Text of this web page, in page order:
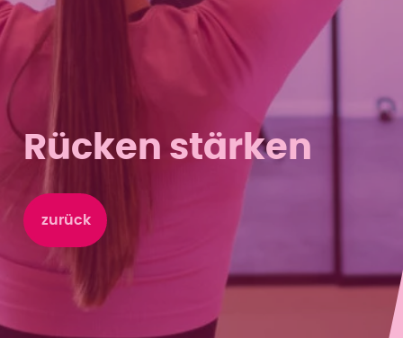
Rücken stärken
zurück